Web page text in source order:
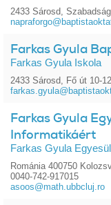
2433 Sárosd,
Farkas Gyula
Farkas Gyula Iskola
2433 Sárosd, Fő út 10-
Farkas Gyula
Informatikáért
Farkas Gyula
Románia 400750
0040-742-917015
asoos@math.ubbcluj.ro